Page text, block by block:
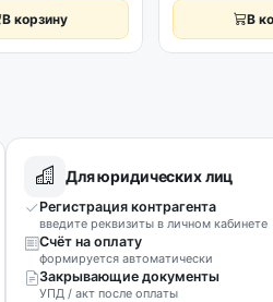
В корзину В
Для юридических лиц
Регистрация контрагента
введите реквизиты в личном кабинете
Счёт на оплату
формируется автоматически
Закрывающие документы
УПД / акт после оплаты